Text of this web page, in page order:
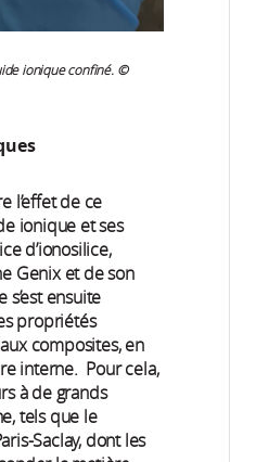
ionique confiné. ©
l’effet de ce
ionique et ses
d’ionosilice,
Genix et de son
s’est ensuite
propriétés
composites, en
interne. Pour cela,
à de grands
tels que le
Saclay, dont les